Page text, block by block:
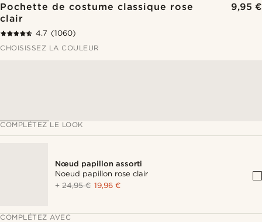
Pochette de costume classique rose
clair
9,95 €
4.7 (1060)
CHOISISSEZ LA COULEUR
COMPLÉTEZ LE LOOK
Nœud papillon assorti
Noeud papillon rose clair
+24,95 € 19,96 €
COMPLÉTEZ AVEC